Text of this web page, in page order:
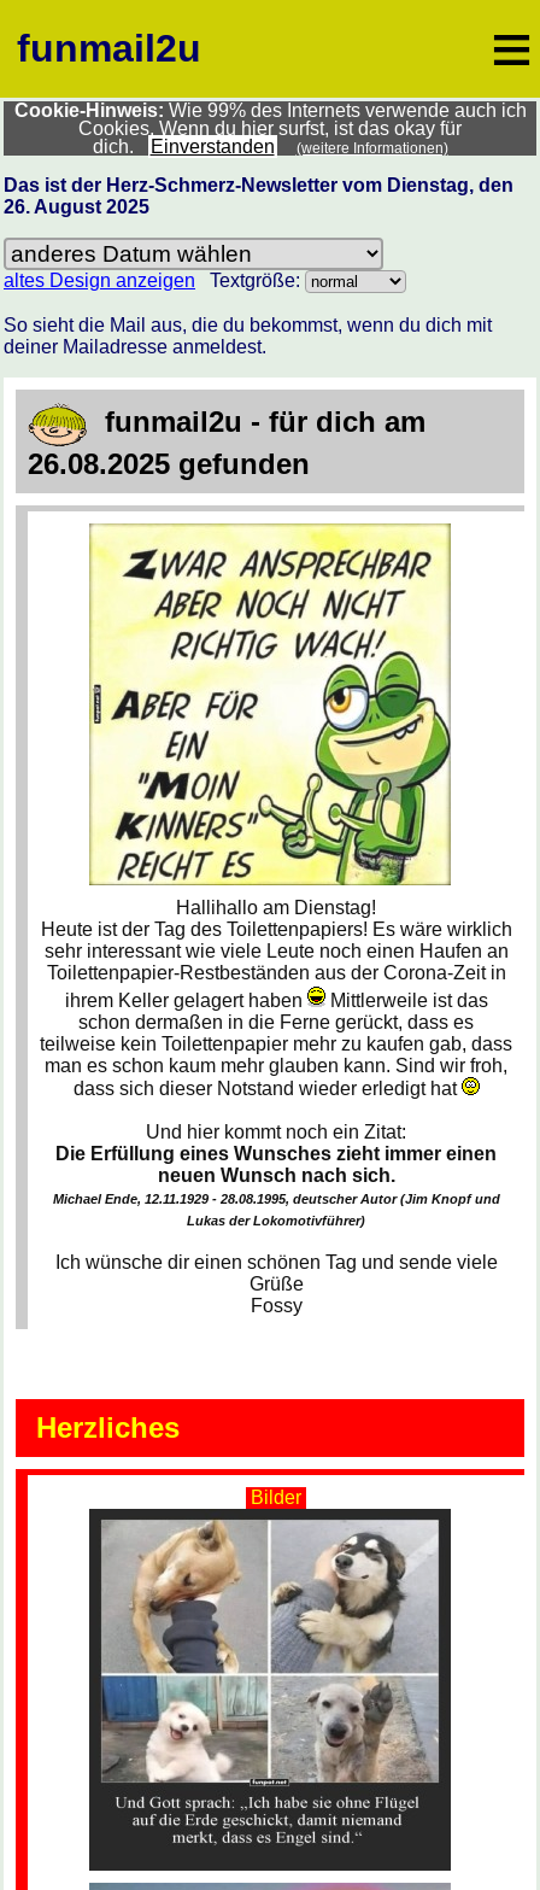
funmail2u ≡
Cookie-Hinweis: Wie 99% des Internets verwende auch ich
Cookies. Wenn du hier surfst, ist das okay für
dich.
Einverstanden (weitere Informationen)
Das ist der Herz-Schmerz-Newsletter vom Dienstag, den
26. August 2025
altes Design anzeigen Textgröße:
So sieht die Mail aus, die du bekommst, wenn du dich mit
deiner Mailadresse anmeldest.
funmail2u - für dich am
26.08.2025 gefunden
Hallihallo am Dienstag!
Heute ist der Tag des Toilettenpapiers! Es wäre wirklich
sehr interessant wie viele Leute noch einen Haufen an
Toilettenpapier-Restbeständen aus der Corona-Zeit in
ihrem Keller gelagert haben
Mittlerweile ist das
schon dermaßen in die Ferne gerückt, dass es
teilweise kein Toilettenpapier mehr zu kaufen gab, dass
man es schon kaum mehr glauben kann. Sind wir froh,
dass sich dieser Notstand wieder erledigt hat
Und hier kommt noch ein Zitat:
Die Erfüllung eines Wunsches zieht immer einen
neuen Wunsch nach sich.
Michael Ende, 12.11.1929 - 28.08.1995, deutscher Autor (Jim Knopf und
Lukas der Lokomotivführer)
Ich wünsche dir einen schönen Tag und sende viele
Grüße
Fossy
Herzliches
Bilder